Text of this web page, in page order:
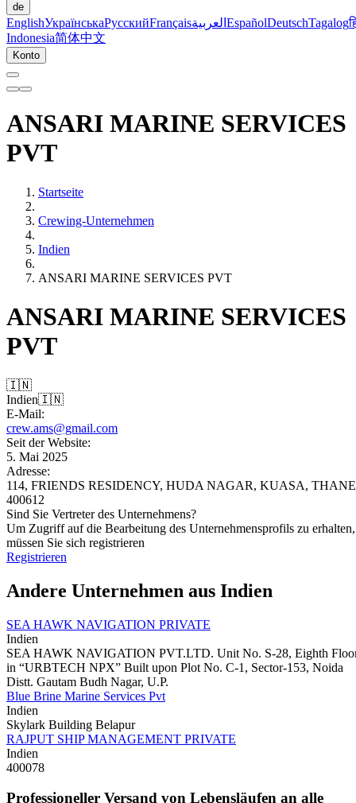
de
EnglishУкраїнськаРусскийFrançaisالعربية EspañolDeutschTagalog
Indonesia简体中文
Konto
ANSARI MARINE SERVICES
PVT
Startseite
Crewing-Unternehmen
Indien
ANSARI MARINE SERVICES PVT
ANSARI MARINE SERVICES
PVT
🇮🇳
Indien🇮🇳
E-Mail:
crew.ams@gmail.com
Seit der Website:
5. Mai 2025
Adresse:
114, FRIENDS RESIDENCY, HUDA NAGAR, KUASA,
400612
Sind Sie Vertreter des Unternehmens?
Um Zugriff auf die Bearbeitung des Unternehmensprofils zu erhalten,
müssen Sie sich registrieren
Registrieren
Andere Unternehmen aus Indien
SEA HAWK NAVIGATION PRIVATE
Indien
SEA HAWK NAVIGATION PVT.LTD. Unit No. S-28, Eighth
in “URBTECH NPX” Built upon Plot No. C-1, Sector-153, Noida
Distt. Gautam Budh Nagar, U.P.
Blue Brine Marine Services Pvt
Indien
Skylark Building Belapur
RAJPUT SHIP MANAGEMENT PRIVATE
Indien
400078
Professioneller Versand von Lebensläufen an alle